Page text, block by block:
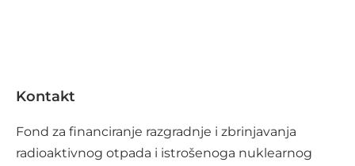
Kontakt
Fond za financiranje razgradnje i zbrinjavanja
radioaktivnog otpada i istrošenoga nuklearnog